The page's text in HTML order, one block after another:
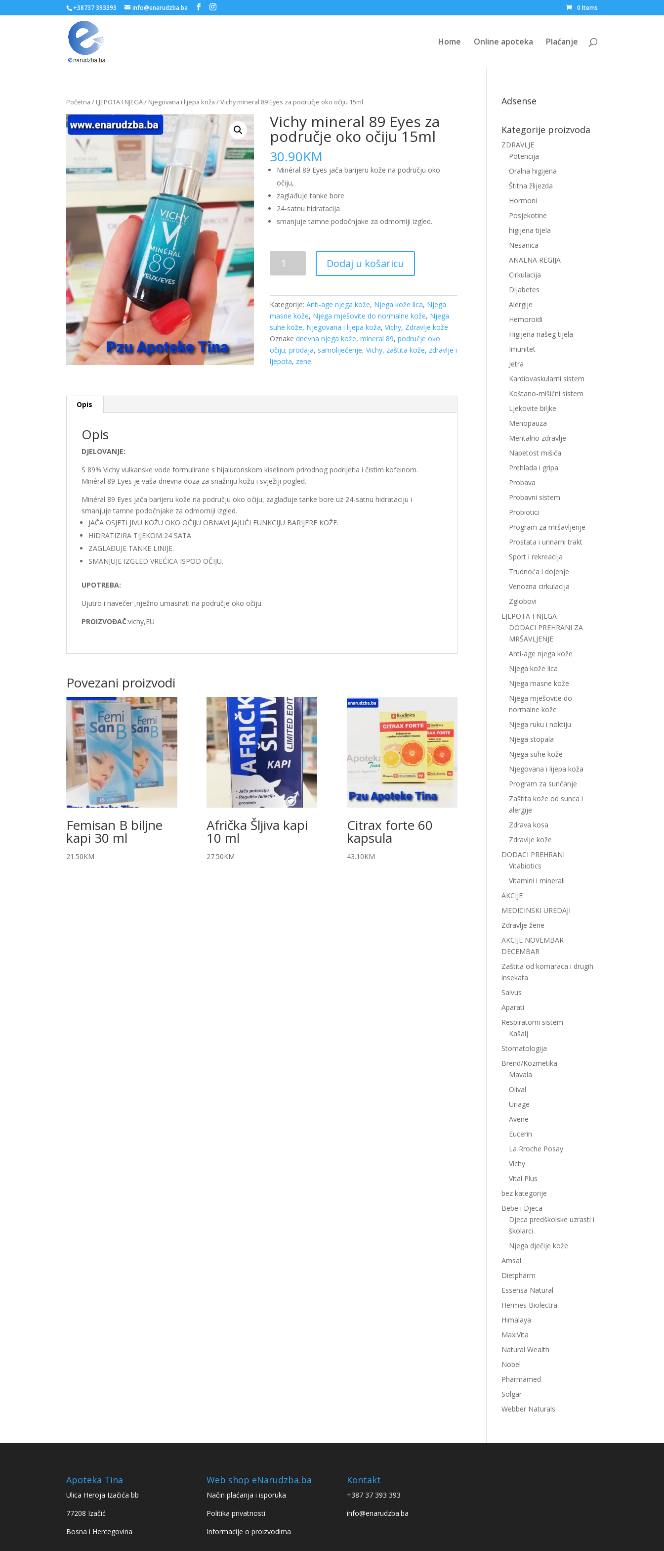
+38737 393393 info@enarudzba.ba 0 Items
Home Online apoteka Plaćanje
Početna / LJEPOTA I NJEGA/ Njegovana i lijepa koža / Vichy mineral 89 Eyes za područje oko očiju 15ml
Vichy mineral 89 Eyes za
područje oko očiju 15ml
30.90KM
Minéral 89 Eyes jača barijeru kože na području oko
očiju,
zaglađuje tanke bore
24-satnu hidratacija
smanjuje tamne podočnjake za odmorniji izgled.
mineral
za
područje
oko
očiju
15ml
količina
Dodaj u košaricu
Kategorije:Anti-age njega kože, Njega kože lica, Njega
masne kože, Njega mješovite do normalne kože, Njega
suhe kože, Njegovana i lijepa koža,Vichy, Zdravlje kože
Oznakednevna njega kože,mineral 89,područje oko
očiju,prodaja, samoliječenje,Vichy, zaštita kože, zdravlje i
ljepota, zene
Opis
Opis
DJELOVANJE:
S 89% Vichy vulkanske vode formulirane s hijaluronskom kiselinom prirodnog podrijetla i čistim kofeinom.
Minéral 89 Eyes je vaša dnevna doza za snažniju kožu i svježiji pogled.
Minéral 89 Eyes jača barijeru kože na području oko očiju, zaglađuje tanke bore uz 24-satnu hidrataciju i
smanjuje tamne podočnjake za odmorniji izgled.
JAČA OSJETLJIVU KOŽU OKO OČIJU OBNAVLJAJUĆI FUNKCIJU BARIJERE KOŽE.
HIDRATIZIRA TIJEKOM 24 SATA
ZAGLAĐUJE TANKE LINIJE.
SMANJUJE IZGLED VREĆICA ISPOD OČIJU.
UPOTREBA:
Ujutro i navečer ,nježno umasirati na područje oko očiju.
PROIZVOĐAČ:vichy,EU
Povezani proizvodi
Femisan B biljne
kapi 30 ml
21.50KM
Afrička Šljiva kapi
10 ml
27.50KM
Citrax forte 60
kapsula
43.10KM
Adsense
Kategorije proizvoda
ZDRAVLJE
Potencija
Oralna higijena
Štitna žlijezda
Hormoni
Posjekotine
higijena tijela
Nesanica
ANALNA REGIJA
Cirkulacija
Dijabetes
Alergije
Hemoroidi
Higijena našeg tijela
Imunitet
Jetra
Kardiovaskularni sistem
Koštano-mišićni sistem
Ljekovite biljke
Menopauza
Mentalno zdravlje
Napetost mišića
Prehlada i gripa
Probava
Probavni sistem
Probiotici
Program za mršavljenje
Prostata i urinarni trakt
Sport i rekreacija
Trudnoća i dojenje
Venozna cirkulacija
Zglobovi
LJEPOTA I NJEGA
DODACI PREHRANI ZA
MRŠAVLJENJE
Anti-age njega kože
Njega kože lica
Njega masne kože
Njega mješovite do
normalne kože
Njega ruku i noktiju
Njega stopala
Njega suhe kože
Njegovana i lijepa koža
Program za sunčanje
Zaštita kože od sunca i
alergije
Zdrava kosa
Zdravlje kože
DODACI PREHRANI
Vitabiotics
Vitamini i minerali
AKCIJE
MEDICINSKI UREDAJI
Zdravlje žene
AKCIJE NOVEMBAR-
DECEMBAR
Zaštita od komaraca i drugih
insekata
Salvus
Aparati
Respiratorni sistem
Kašalj
Stomatologija
Brend/Kozmetika
Mavala
Olival
Uriage
Avene
Eucerin
La Rroche Posay
Vichy
Vital Plus
bez kategorije
Bebe i Djeca
Djeca predškolske uzrasti i
školarci
Njega dječije kože
Amsal
Dietpharm
Essensa Natural
Hermes Biolectra
Himalaya
MaxiVita
Natural Wealth
Nobel
Pharmamed
Solgar
Webber Naturals
Apoteka Tina
Ulica Heroja Izačića bb
77208 Izačić
Bosna i Hercegovina
Web shop eNarudzba.ba
Način plaćanja i isporuka
Politika privatnosti
Informacije o proizvodima
Kontakt
+387 37 393 393
info@enarudzba.ba